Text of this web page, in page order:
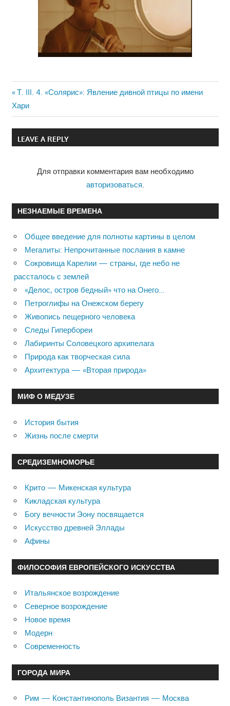
Навигация
по
записям
Previous
Post:
Т. III. 4. «Солярис»: Явление дивной птицы по имени
Хари
LEAVE A REPLY
Для отправки комментария вам необходимо
авторизоваться.
НЕЗНАЕМЫЕ ВРЕМЕНА
Общее введение для полноты картины в целом
Мегалиты: Непрочитанные послания в камне
Сокровища Карелии — страны, где небо не
рассталось с землей
«Делос, остров бедный» что на Онего…
Петроглифы на Онежском берегу
Живопись пещерного человека
Следы Гипербореи
Лабиринты Соловецкого архипелага
Природа как творческая сила
Архитектура — «Вторая природа»
МИФ О МЕДУЗЕ
История бытия
Жизнь после смерти
СРЕДИЗЕМНОМОРЬЕ
Крито — Микенская культура
Кикладская культура
Богу вечности Эону посвящается
Искусство древней Эллады
Афины
ФИЛОСОФИЯ ЕВРОПЕЙСКОГО ИСКУССТВА
Итальянское возрождение
Северное возрождение
Новое время
Модерн
Современность
ГОРОДА МИРА
Рим — Константинополь Византия — Москва